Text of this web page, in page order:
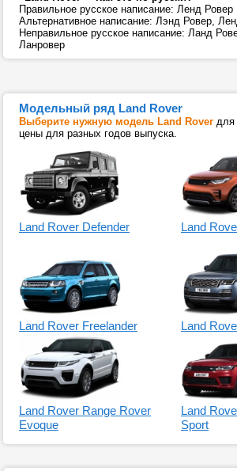
Правильное русское написание: Ленд Ровер
Альтернативное написание: Лэнд Ровер,
Неправильное русское написание: Ланд
Ланровер
Модельный ряд Land Rover
Выберите нужную модель Land Rover для
цены для разных годов выпуска.
Land Rover Defender Land
Land Rover Freelander Land
Land Rover Range Rover
Evoque
Land
Sport